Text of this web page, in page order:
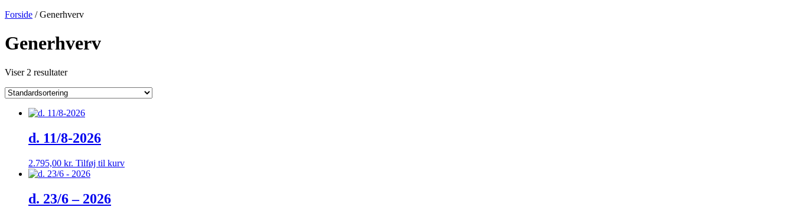
Forside / Generhverv
Generhverv
Viser 2 resultater
d. 11/8-2026
2.795,00 kr. Tilføj til kurv
d. 23/6 – 2026